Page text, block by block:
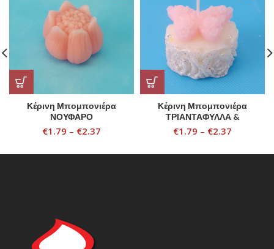
Κέρινη Μπομπονιέρα
ΝΟΥΦΑΡΟ
€1.79 – €2.37
Κέρινη Μπομπονιέρα
ΤΡΙΑΝΤΑΦΥΛΛΑ &
ΠΕΤΑΛΟΥΔΑ
€1.79 – €2.37